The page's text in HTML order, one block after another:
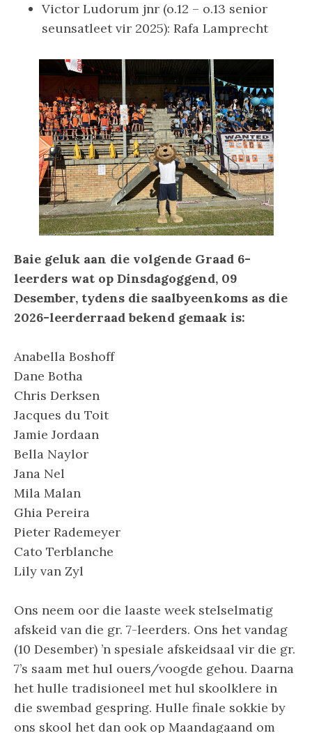
Victor Ludorum jnr (o.12 – o.13 senior
seunsatleet vir 2025): Rafa Lamprecht
Baie geluk aan die volgende Graad 6-
leerders wat op Dinsdagoggend, 09
Desember, tydens die saalbyeenkoms as die
2026-leerderraad bekend gemaak is:
Anabella Boshoff
Dane Botha
Chris Derksen
Jacques du Toit
Jamie Jordaan
Bella Naylor
Jana Nel
Mila Malan
Ghia Pereira
Pieter Rademeyer
Cato Terblanche
Lily van Zyl
Ons neem oor die laaste week stelselmatig
afskeid van die gr. 7-leerders. Ons het vandag
(10 Desember) ’n spesiale afskeidsaal vir die gr.
7’s saam met hul ouers/voogde gehou. Daarna
het hulle tradisioneel met hul skoolklere in
die swembad gespring. Hulle finale sokkie by
ons skool het dan ook op Maandagaand om